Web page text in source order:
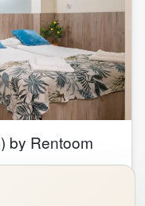
by Rentoom